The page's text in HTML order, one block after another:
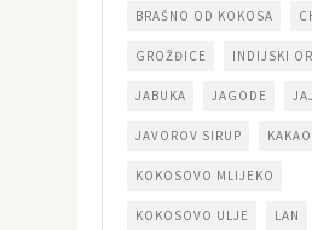
BRAŠNO OD KOKOSA
GROŽĐICE INDIJSKI
JABUKA JAGODE
JAVOROV SIRUP KAKAO
KOKOSOVO MLIJEKO
KOKOSOVO ULJE LAN